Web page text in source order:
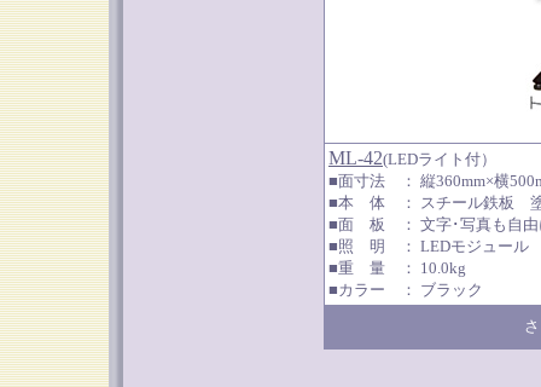
ML-42(LEDライト付）
■面寸法 ： 縦360mm×横
■本 体 ： スチール鉄板
■面 板 ： 文字･写真も自由
■照 明 ： LEDモジュール
■重 量 ： 10.0kg
■カラー ： ブラック